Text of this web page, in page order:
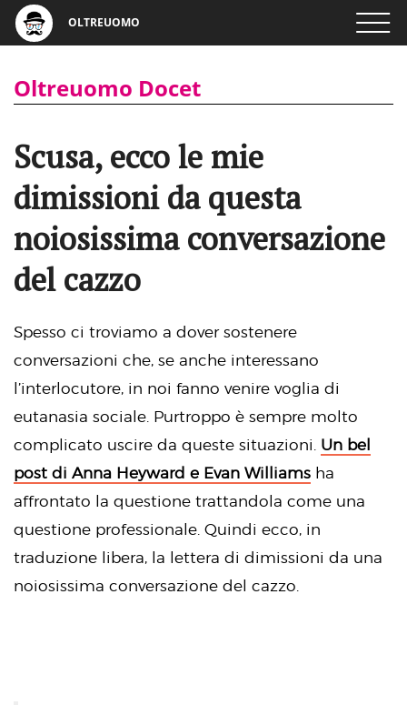
OLTREUOMO
Oltreuomo Docet
Scusa, ecco le mie
dimissioni da questa
noiosissima conversazione
del cazzo
Spesso ci troviamo a dover sostenere
conversazioni che, se anche interessano
l’interlocutore, in noi fanno venire voglia di
eutanasia sociale. Purtroppo è sempre molto
complicato uscire da queste situazioni. Un bel
post di Anna Heyward e Evan Williams ha
affrontato la questione trattandola come una
questione professionale. Quindi ecco, in
traduzione libera, la lettera di dimissioni da una
noiosissima conversazione del cazzo.